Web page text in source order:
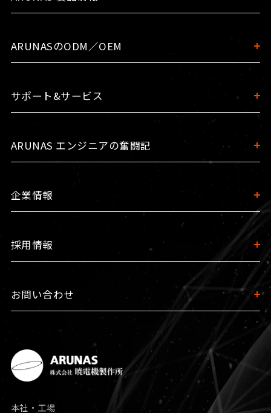
ARUNASのODM／OEM
サポート&サービス
ARUNAS エンジニアの奮闘記
企業情報
採用情報
お問い合わせ
本社・工場